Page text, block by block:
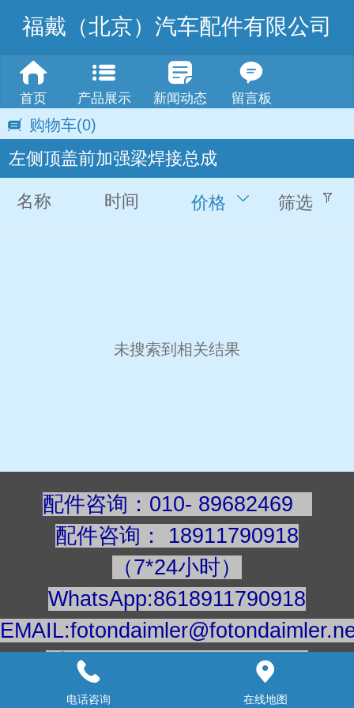
福戴（北京）汽车配件有限公司
首页 产品展示 新闻动态 留言板
购物车(0)
左侧顶盖前加强梁焊接总成
名称 时间 价格 筛选
未搜索到相关结果
配件咨询：010- 89682469
配件咨询 ： 18911790918
（7*24小时）
WhatsApp:8618911790918
手机/微信：18911790918
建议用电脑浏览更清楚
电话咨询 在线地图